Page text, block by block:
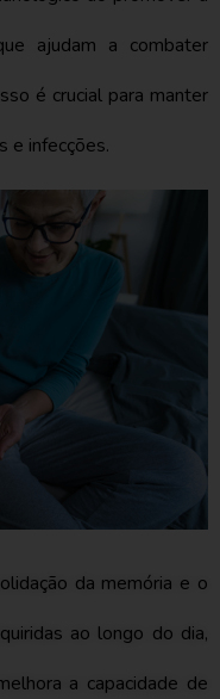
ajudam a combater
é crucial para manter
e infecções.
da memória e o
ao longo do dia,
a capacidade de